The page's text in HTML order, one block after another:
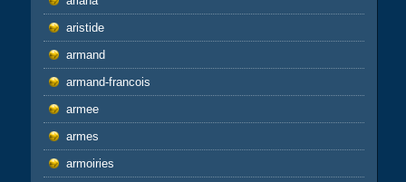
aristide
armand
armand-francois
armee
armes
armoiries